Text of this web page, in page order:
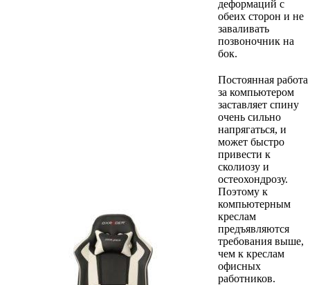
деформаций с
обеих сторон и не
заваливать
позвоночник на
бок.
Постоянная работа
за компьютером
заставляет спину
очень сильно
напрягаться, и
может быстро
привести к
сколиозу и
остеохондрозу.
Поэтому к
компьютерным
креслам
предъявляются
требования выше,
чем к креслам
офисных
работников.